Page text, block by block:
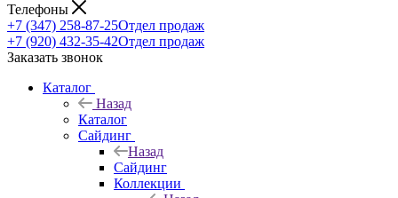
Телефоны
+7 (347) 258-87-25Отдел продаж
+7 (920) 432-35-42Отдел продаж
Заказать звонок
Каталог
Назад
Каталог
Сайдинг
Назад
Сайдинг
Коллекции